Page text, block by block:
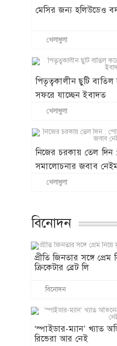
মেসির জন্য হলিউডেও
খেলাধুলা
পিতৃত্বকালীন ছুটি বাতিল
সফরে যাচ্ছেন ইবাদত
খেলাধুলা
নিজের চরকায় তেল দিন
সমালোচনার জবাব
খেলাধুলা
বিনোদন
প্রীতি জিনতার সঙ্গে
ক্রিকেটার ব্রেট লি
বিনোদন
‘স্পাইডার-ম্যান’ খ্যাত
রিভেরা আর নেই